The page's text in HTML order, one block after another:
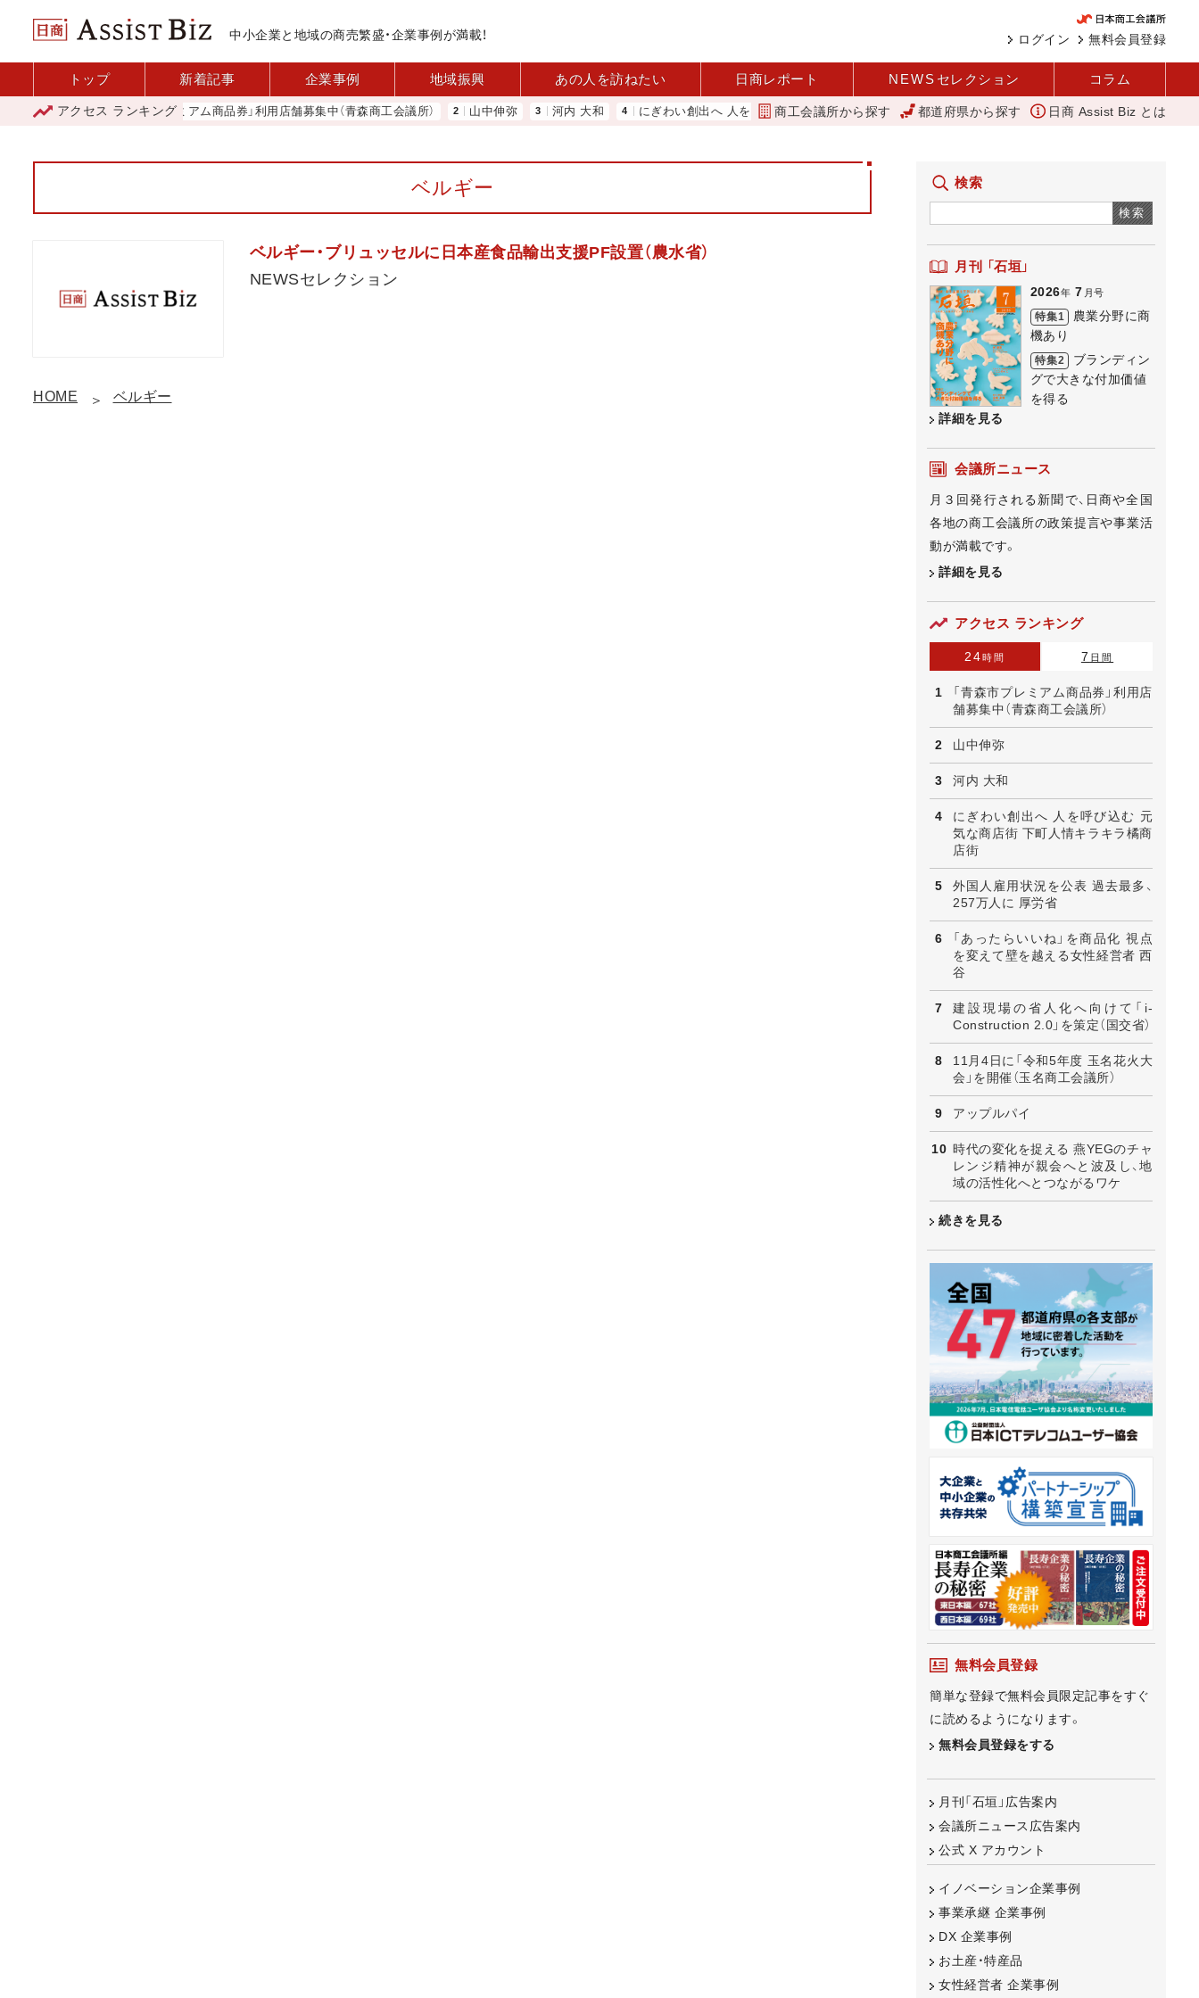
中小企業と地域の商売繁盛・企業事例が満載！ 無料会員登録
ログイン
トップ 新着記事 企業事例 地域振興 あの人を訪ねたい 日商レポート NEWS セレクション コラム
アクセス ランキング
「青森市プレミアム商品券」利用店舗募集中（青森商工会議所） 山中伸弥 河内 大和 にぎわい創出へ 人を呼び込む 元気な商店街 下町人情キラキラ橘商店街 外国人雇用状況を公表 過去最
商工会議所から探す 都道府県から探す 日商 Assist Biz とは
ベルギー
ベルギー・ブリュッセルに日本産食品輸出支援PF設置（農水省）
NEWSセレクション
HOME ベルギー
検索
検索
月刊 「石垣」
2026年 7 月号
特集1
農業分野に商
機あり
特集2
ブランディン
グで大きな付加価値
を得る
詳細を見る
会議所ニュース
月３回発行される新聞で、日商や全国
各地の商工会議所の政策提言や事業活
動が満載です。
詳細を見る
アクセス ランキング
24時間 7 日間
「青森市プレミアム商品券」利用店
舗募集中（青森商工会議所）
山中伸弥
河内 大和
にぎわい創出へ 人を呼び込む 元
気な商店街 下町人情キラキラ橘商
店街
外国人雇用状況を公表 過去最多、
257万人に 厚労省
「あったらいいね」を商品化 視点
を変えて壁を越える女性経営者 西
谷
建設現場の省人化へ向けて「i-
Construction 2.0」を策定（国交省）
11月4日に「令和5年度 玉名花火大
会」を開催（玉名商工会議所）
アップルパイ
時代の変化を捉える 燕YEGのチャ
レンジ精神が親会へと波及し、地
域の活性化へとつながるワケ
続きを見る
無料会員登録
簡単な登録で無料会員限定記事をすぐ
に読めるようになります。
無料会員登録をする
月刊「石垣」広告案内
会議所ニュース広告案内
公式 X アカウント
イノベーション企業事例
事業承継 企業事例
DX 企業事例
お土産・特産品
女性経営者 企業事例